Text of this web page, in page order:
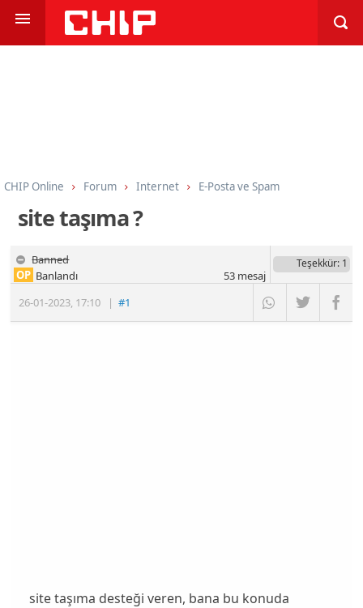
CHIP Online Forum Internet E-Posta ve Spam
site taşıma ?
Banned
26-01-2023, 17:10 |#1
OP Banlandı
Teşekkür: 1
53mesaj
site taşıma desteği veren, bana bu konuda